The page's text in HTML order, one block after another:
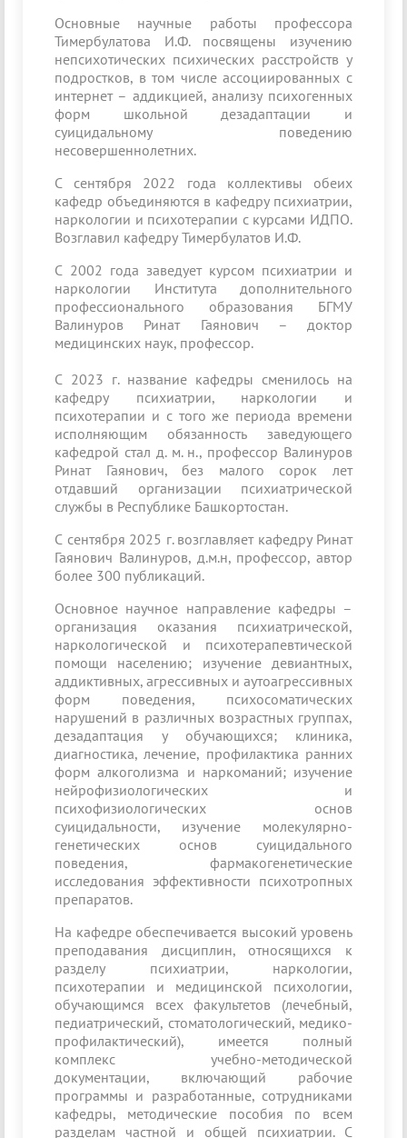
Основные научные работы профессора
Тимербулатова И.Ф. посвящены изучению
непсихотических психических расстройств у
подростков, в том числе ассоциированных с
интернет – аддикцией, анализу психогенных
форм школьной дезадаптации и
суицидальному поведению
несовершеннолетних.
С сентября 2022 года коллективы обеих
кафедр объединяются в кафедру психиатрии,
наркологии и психотерапии с курсами ИДПО.
Возглавил кафедру Тимербулатов И.Ф.
С 2002 года заведует курсом психиатрии и
наркологии Института дополнительного
профессионального образования БГМУ
Валинуров Ринат Гаянович – доктор
медицинских наук, профессор.
С 2023 г. название кафедры сменилось на
кафедру психиатрии, наркологии и
психотерапии и с того же периода времени
исполняющим обязанность заведующего
кафедрой стал д. м. н., профессор Валинуров
Ринат Гаянович, без малого сорок лет
отдавший организации психиатрической
службы в Республике Башкортостан.
С сентября 2025 г. возглавляет кафедру Ринат
Гаянович Валинуров, д.м.н, профессор, автор
более 300 публикаций.
Основное научное направление кафедры –
организация оказания психиатрической,
наркологической и психотерапевтической
помощи населению; изучение девиантных,
аддиктивных, агрессивных и аутоагрессивных
форм поведения, психосоматических
нарушений в различных возрастных группах,
дезадаптация у обучающихся; клиника,
диагностика, лечение, профилактика ранних
форм алкоголизма и наркоманий; изучение
нейрофизиологических и
психофизиологических основ
суицидальности, изучение молекулярно-
генетических основ суицидального
поведения, фармакогенетические
исследования эффективности психотропных
препаратов.
На кафедре обеспечивается высокий уровень
преподавания дисциплин, относящихся к
разделу психиатрии, наркологии,
психотерапии и медицинской психологии,
обучающимся всех факультетов (лечебный,
педиатрический, стоматологический, медико-
профилактический), имеется полный
комплекс учебно-методической
документации, включающий рабочие
программы и разработанные, сотрудниками
кафедры, методические пособия по всем
разделам частной и общей психиатрии. С